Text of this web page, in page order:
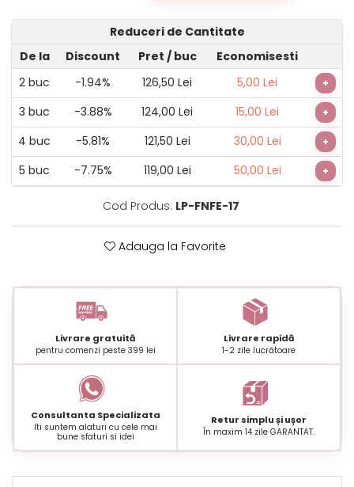
Reduceri de Cantitate
De la
Discount Pret / buc
Economisesti
2 buc -1.94% 126,50 Lei 5,00 Lei +
3 buc -3.88% 124,00 Lei 15,00 Lei +
4 buc -5.81% 121,50 Lei 30,00 Lei +
5 buc -7.75% 119,00 Lei 50,00 Lei +
Cod Produs: LP-FNFE-17
Adauga la Favorite
Livrare gratuită
pentru comenzi peste 399 lei
Livrare rapidă
1-2 zile lucrătoare
Consultanta Specializata
Iti suntem alaturi cu cele mai
bune sfaturi si idei
Retur simplu și ușor
În maxim 14 zile GARANTAT.